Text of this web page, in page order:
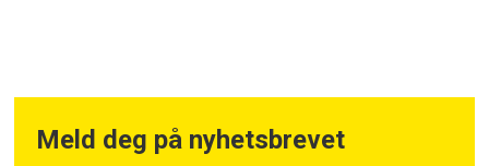
Meld deg på nyhetsbrevet